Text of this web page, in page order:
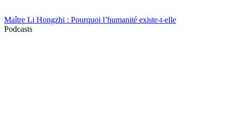
Maître Li Hongzhi : Pourquoi l’humanité existe-t-elle
Podcasts